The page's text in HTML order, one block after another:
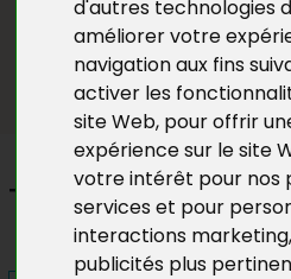
d'autres technologies
améliorer votre
navigation aux fins
activer les
site Web, pour offrir
expérience sur le site
votre intérêt pour nos
services et pour
interactions marketing,
publicités plus
Presse
Transfiguration